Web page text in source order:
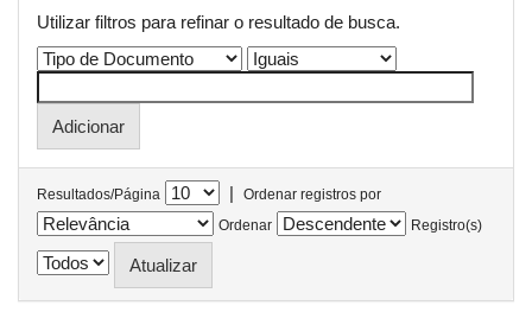
Utilizar filtros para refinar o resultado de busca.
Resultados/Página |
Ordenar registros por
Ordenar
Registro(s)